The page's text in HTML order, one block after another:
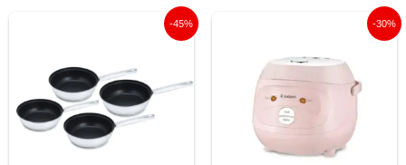
-45%
Khoảng
giá:
đến
365.000 ₫
-30%
1.450.000 ₫.
Giá
hiện